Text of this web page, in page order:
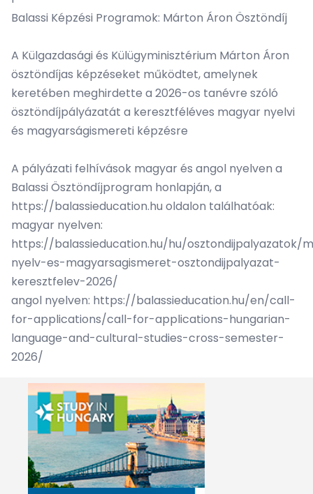
Balassi Képzési Programok: Márton Áron Ösztöndíj
A Külgazdasági és Külügyminisztérium Márton Áron
ösztöndíjas képzéseket működtet, amelynek
keretében meghirdette a 2026-os tanévre szóló
ösztöndíjpályázatát a keresztféléves magyar nyelvi
és magyarságismereti képzésre
A pályázati felhívások magyar és angol nyelven a
Balassi Ösztöndíjprogram honlapján, a
https://balassieducation.hu oldalon találhatóak:
magyar nyelven:
https://balassieducation.hu/hu/osztondijpalyazatok/
nyelv-es-magyarsagismeret-osztondijpalyazat-
keresztfelev-2026/
angol nyelven: https://balassieducation.hu/en/call-
for-applications/call-for-applications-hungarian-
language-and-cultural-studies-cross-semester-
2026/